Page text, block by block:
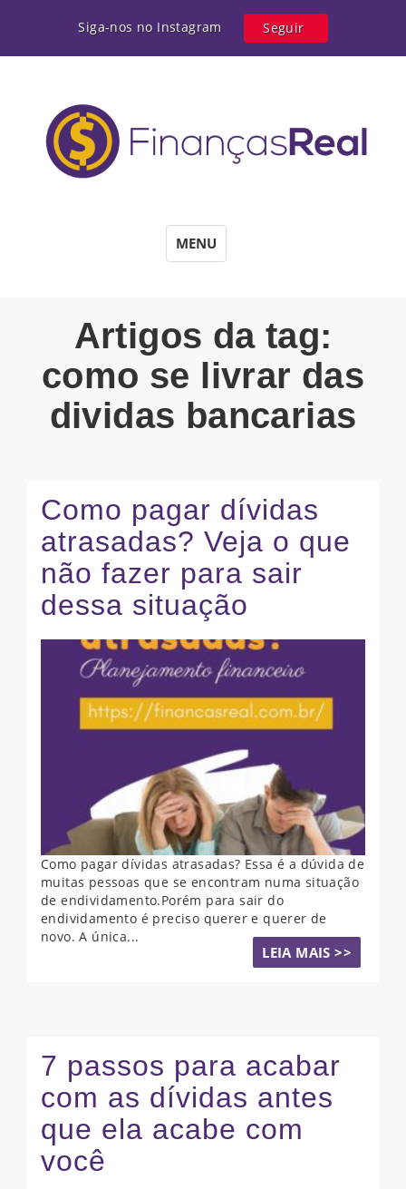
Siga-nos no Instagram Seguir
MENU
Artigos da tag:
como se livrar das
dividas bancarias
Como pagar dívidas
atrasadas? Veja o que
não fazer para sair
dessa situação
Como pagar dívidas atrasadas? Essa é a dúvida de
muitas pessoas que se encontram numa situação
de endividamento.Porém para sair do
endividamento é preciso querer e querer de
novo. A única...
LEIA MAIS >>
7 passos para acabar
com as dívidas antes
que ela acabe com
você